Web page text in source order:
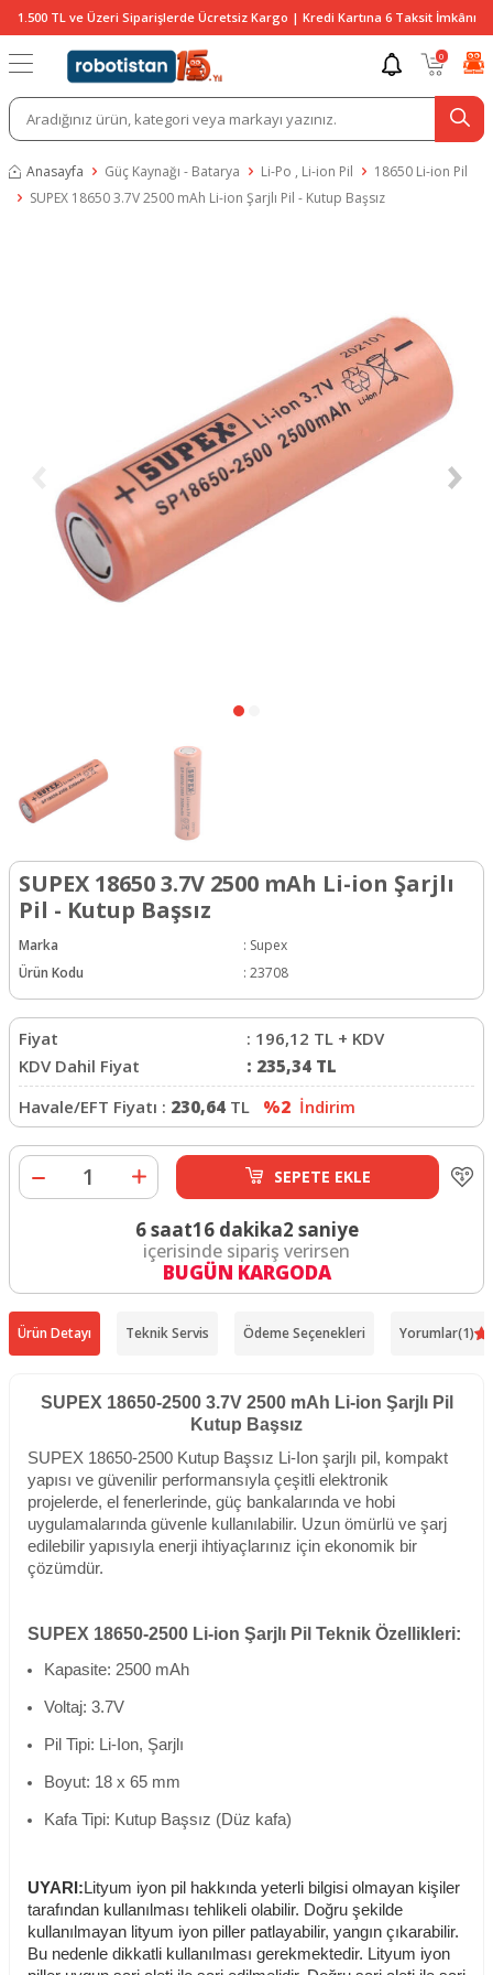
1.500 TL ve Üzeri Siparişlerde Ücretsiz Kargo | Kredi Kartına 6 Taksit İmkânı
0
Anasayfa Güç Kaynağı - Batarya Li-Po , Li-ion Pil
18650 Li-ion Pil
SUPEX 18650 3.7V 2500 mAh Li-ion Şarjlı Pil - Kutup Başsız
SUPEX 18650 3.7V 2500 mAh Li-ion Şarjlı
Pil - Kutup Başsız
Marka : Supex
Ürün Kodu
: 23708
Fiyat : 196,12 TL + KDV
KDV Dahil Fiyat
: 235,34 TL
Havale/EFT Fiyatı : 230,64 TL %2 İndirim
SEPETE EKLE
6 saat16 dakika2 saniye
içerisinde sipariş verirsen
BUGÜN KARGODA
Ürün Detayı Teknik Servis Ödeme Seçenekleri Yorumlar(1)
SUPEX 18650-2500 3.7V 2500 mAh Li-ion Şarjlı Pil
Kutup Başsız
SUPEX 18650-2500 Kutup Başsız Li-Ion şarjlı pil, kompakt
yapısı ve güvenilir performansıyla çeşitli elektronik
projelerde, el fenerlerinde, güç bankalarında ve hobi
uygulamalarında güvenle kullanılabilir. Uzun ömürlü ve şarj
edilebilir yapısıyla enerji ihtiyaçlarınız için ekonomik bir
çözümdür.
SUPEX 18650-2500 Li-ion Şarjlı Pil Teknik Özellikleri:
Kapasite: 2500 mAh
Voltaj: 3.7V
Pil Tipi: Li-Ion, Şarjlı
Boyut: 18 x 65 mm
Kafa Tipi: Kutup Başsız (Düz kafa)
UYARI:Lityum iyon pil hakkında yeterli bilgisi olmayan kişiler
tarafından kullanılması tehlikeli olabilir. Doğru şekilde
kullanılmayan lityum iyon piller patlayabilir, yangın çıkarabilir.
Bu nedenle dikkatli kullanılması gerekmektedir. Lityum iyon